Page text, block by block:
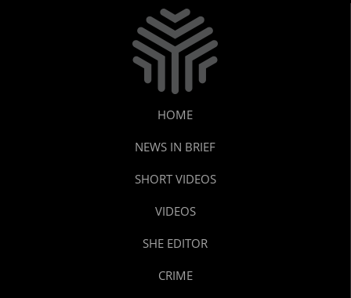
HOME
NEWS IN BRIEF
SHORT VIDEOS
VIDEOS
SHE EDITOR
CRIME